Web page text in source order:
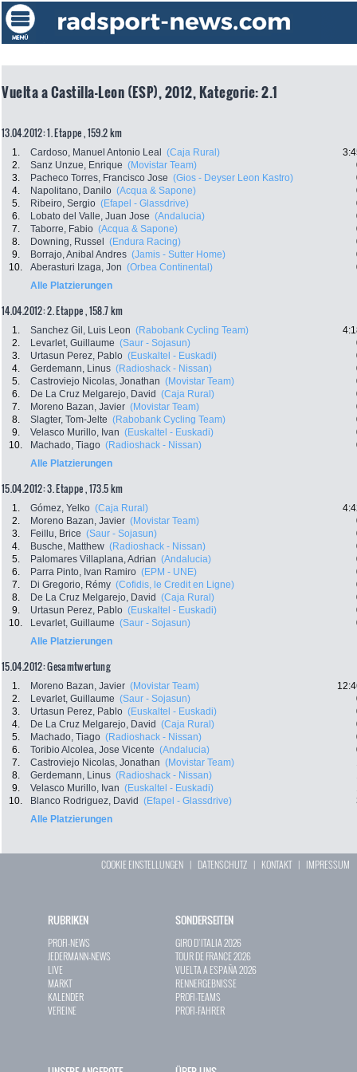
Vuelta a Castilla-Leon (ESP), 2012, Kategorie: 2.1
13.04.2012: 1. Etappe , 159.2 km
1. Cardoso, Manuel Antonio Leal (Caja Rural)
2.
Sanz Unzue, Enrique (Movistar Team)
3.
Pacheco Torres, Francisco Jose (Gios - Deyser Leon Kastro)
4.
Napolitano, Danilo (Acqua & Sapone)
5.
Ribeiro, Sergio (Efapel - Glassdrive)
6.
Lobato del Valle, Juan Jose (Andalucia)
7.
Taborre, Fabio (Acqua & Sapone)
8.
Downing, Russel (Endura Racing)
9.
Borrajo, Anibal Andres (Jamis - Sutter Home)
10.
Aberasturi Izaga, Jon (Orbea Continental)
Alle Platzierungen
14.04.2012: 2. Etappe , 158.7 km
1. Sanchez Gil, Luis Leon (Rabobank Cycling Team)
2.
Levarlet, Guillaume (Saur - Sojasun)
3.
Urtasun Perez, Pablo (Euskaltel - Euskadi)
4.
Gerdemann, Linus (Radioshack - Nissan)
5.
Castroviejo Nicolas, Jonathan (Movistar Team)
6.
De La Cruz Melgarejo, David (Caja Rural)
7.
Moreno Bazan, Javier (Movistar Team)
8.
Slagter, Tom-Jelte (Rabobank Cycling Team)
9.
Velasco Murillo, Ivan (Euskaltel - Euskadi)
10.
Machado, Tiago (Radioshack - Nissan)
Alle Platzierungen
15.04.2012: 3. Etappe , 173.5 km
1. Gómez, Yelko (Caja Rural)
2.
Moreno Bazan, Javier (Movistar Team)
3.
Feillu, Brice (Saur - Sojasun)
4.
Busche, Matthew (Radioshack - Nissan)
5.
Palomares Villaplana, Adrian (Andalucia)
6.
Parra Pinto, Ivan Ramiro (EPM - UNE)
7.
Di Gregorio, Rémy (Cofidis, le Credit en Ligne)
8.
De La Cruz Melgarejo, David (Caja Rural)
9.
Urtasun Perez, Pablo (Euskaltel - Euskadi)
10.
Levarlet, Guillaume (Saur - Sojasun)
Alle Platzierungen
15.04.2012: Gesamtwertung
1. Moreno Bazan, Javier (Movistar Team)
2.
Levarlet, Guillaume (Saur - Sojasun)
3.
Urtasun Perez, Pablo (Euskaltel - Euskadi)
4.
De La Cruz Melgarejo, David (Caja Rural)
5.
Machado, Tiago (Radioshack - Nissan)
6.
Toribio Alcolea, Jose Vicente (Andalucia)
7.
Castroviejo Nicolas, Jonathan (Movistar Team)
8.
Gerdemann, Linus (Radioshack - Nissan)
9.
Velasco Murillo, Ivan (Euskaltel - Euskadi)
10.
Blanco Rodriguez, David (Efapel - Glassdrive)
Alle Platzierungen
COOKIE EINSTELLUNGEN | DATENSCHUTZ | KONTAKT| IMPRESSUM
RUBRIKEN
PROFI-NEWS
JEDERMANN-NEWS
LIVE
MARKT
KALENDER
VEREINE
SONDERSEITEN
GIRO D`ITALIA 2026
TOUR DE FRANCE 2026
VUELTA A ESPAÑA 2026
RENNERGEBNISSE
PROFI-TEAMS
PROFI-FAHRER